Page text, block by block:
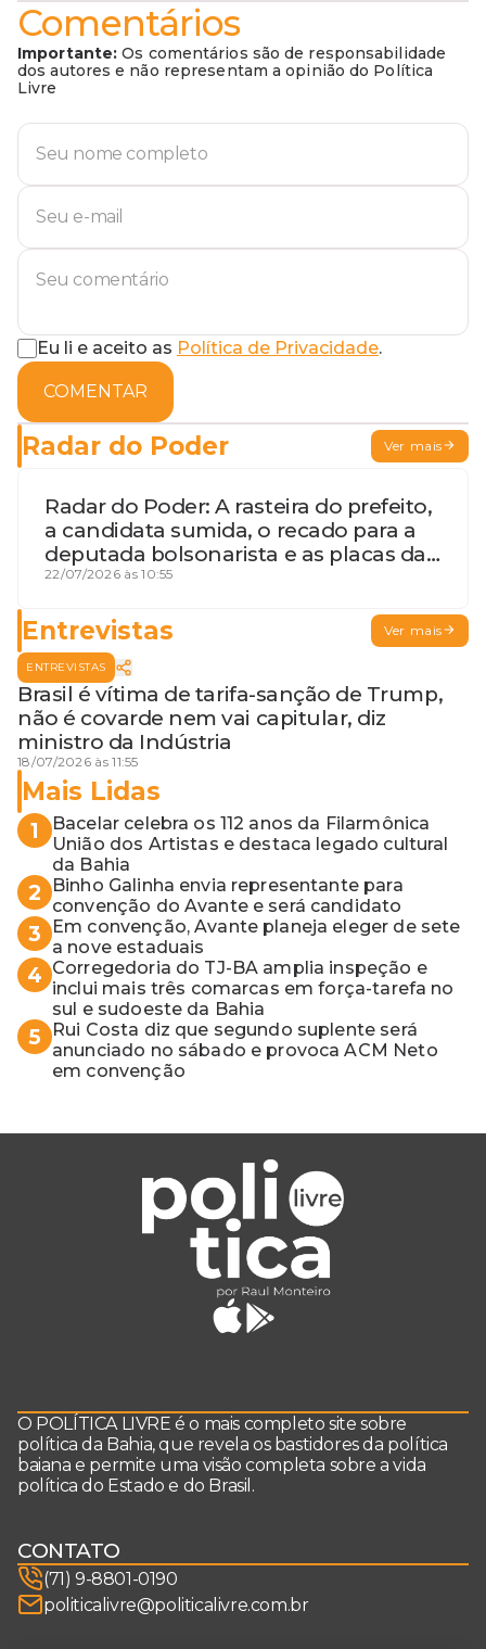
Comentários
Importante: Os comentários são de responsabilidade
dos autores e não representam a opinião do Política
Livre
Eu li e aceito as Política de Privacidade.
COMENTAR
Radar do Poder Ver mais
Radar do Poder: A rasteira do prefeito,
a candidata sumida, o recado para a
deputada bolsonarista e as placas da
discórdia
22/07/2026 às 10:55
Entrevistas Ver mais
ENTREVISTAS
Brasil é vítima de tarifa-sanção de Trump,
não é covarde nem vai capitular, diz
ministro da Indústria
18/07/2026 às 11:55
Mais Lidas
1
Bacelar celebra os 112 anos da Filarmônica
União dos Artistas e destaca legado cultural
da Bahia
2
Binho Galinha envia representante para
convenção do Avante e será candidato
3
Em convenção, Avante planeja eleger de sete
a nove estaduais
4 Corregedoria do TJ-BA amplia inspeção e
inclui mais três comarcas em força-tarefa no
sul e sudoeste da Bahia
5
Rui Costa diz que segundo suplente será
anunciado no sábado e provoca ACM Neto
em convenção
O POLÍTICA LIVRE é o mais completo site sobre
política da Bahia, que revela os bastidores da política
baiana e permite uma visão completa sobre a vida
política do Estado e do Brasil.
CONTATO
(71) 9-8801-0190
politicalivre@politicalivre.com.br